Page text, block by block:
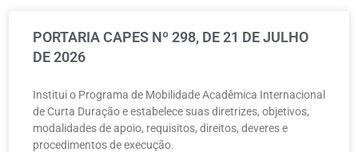
PORTARIA CAPES Nº 298, DE 21 DE JULHO
DE 2026
Institui o Programa de Mobilidade Acadêmica Internacional
de Curta Duração e estabelece suas diretrizes, objetivos,
modalidades de apoio, requisitos, direitos, deveres e
procedimentos de execução.